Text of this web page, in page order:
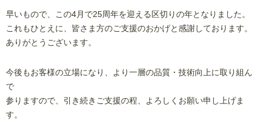
早いもので、この4月で25周年を迎える区切りの年となりました。
これもひとえに、皆さま方のご支援のおかげと感謝しております。
ありがとうございます。
今後もお客様の立場になり、より一層の品質・技術向上に取り組ん
で
参りますので、引き続きご支援の程、よろしくお願い申し上げま
す。